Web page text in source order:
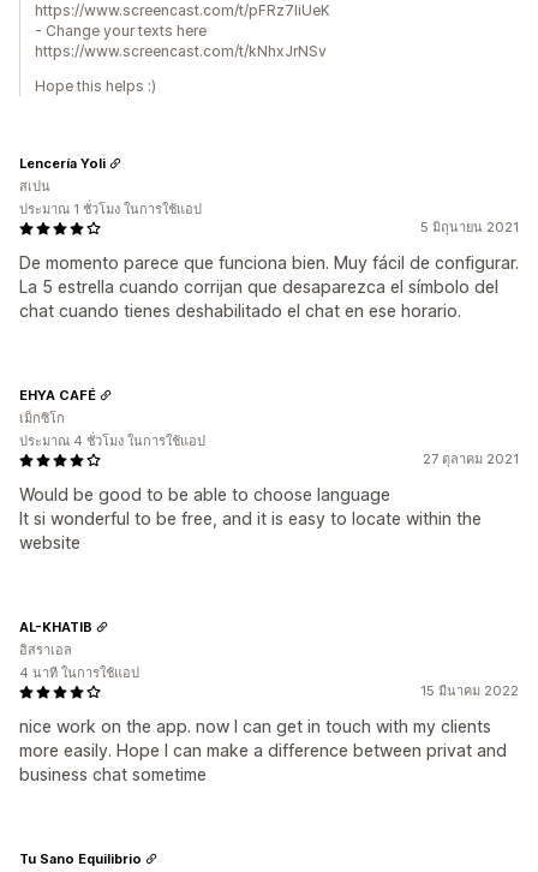
https://www.screencast.com/t/pFRz7IiUeK
- Change your texts here
https://www.screencast.com/t/kNhxJrNSv
Hope this helps :)
5 มิถุนายน 2021
De momento parece que funciona bien. Muy fácil de configurar.
La 5 estrella cuando corrijan que desaparezca el símbolo del
chat cuando tienes deshabilitado el chat en ese horario.
Lencería Yoli
สเปน
ประมาณ 1 ชั่วโมง ในการใช้แอป
27 ตุลาคม 2021
Would be good to be able to choose language
It si wonderful to be free, and it is easy to locate within the
website
EHYA CAFÉ
เม็กซิโก
ประมาณ 4 ชั่วโมง ในการใช้แอป
15 มีนาคม 2022
nice work on the app. now I can get in touch with my clients
more easily. Hope I can make a difference between privat and
business chat sometime
AL-KHATIB
อิสราเอล
4 นาที ในการใช้แอป
Tu Sano Equilibrio